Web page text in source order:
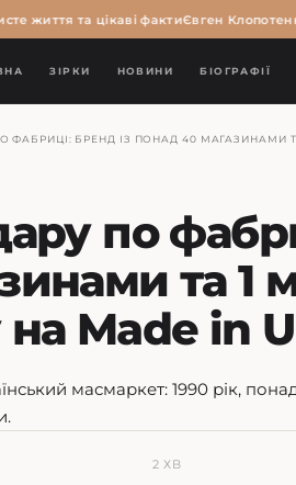
життя та цікаві фактиЄвген Клопотенко:
ЗІРКИ НОВИНИ БІОГРАФІЇ
ФАБРИЦІ: БРЕНД ІЗ ПОНАД 40 МАГАЗИНАМИ
по
та 1
на Made in
масмаркет: 1990 рік,
2 ХВ